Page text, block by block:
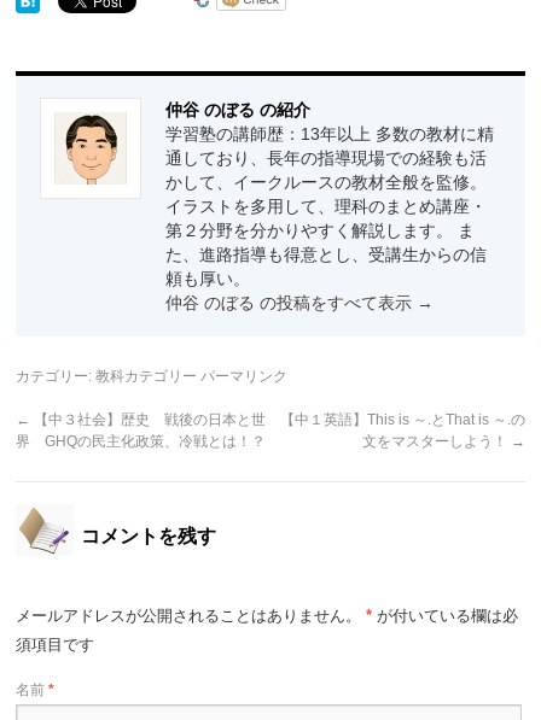
仲谷 のぼる の紹介
学習塾の講師歴：13年以上 多数の教材に精
通しており、長年の指導現場での経験も活
かして、イークルースの教材全般を監修。
イラストを多用して、理科のまとめ講座・
第２分野を分かりやすく解説します。 ま
た、進路指導も得意とし、受講生からの信
頼も厚い。
仲谷 のぼる の投稿をすべて表示 →
カテゴリー:教科カテゴリー パーマリンク
←
【中３社会】歴史 戦後の日本と世
界 GHQの民主化政策、冷戦とは！？
【中１英語】This is ～.とThat is ～.の
文をマスターしよう！
→
コメントを残す
メールアドレスが公開されることはありません。 * が付いている欄は必
須項目です
名前*